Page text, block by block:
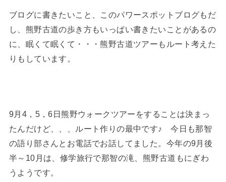
ブログに書きたいこと、このパワースポットブログもだ
し、熊野古道の歩き方もいっぱい書きたいことがあるの
に、眠くて眠くて・・・熊野古道ツアーもルート考えた
りもしています。
9月4，5，6日熊野ウォークツアーをすることは決まっ
たんだけど、、、ルート作りの最中です♪ 今日も那智
の語り部さんとお電話でお話してました。今年の9月後
半～10月は、修学旅行で那智の滝、熊野古道もにぎわ
うようです。